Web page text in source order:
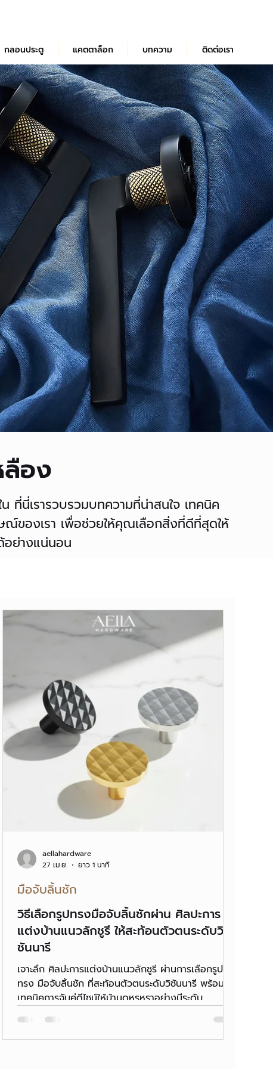
กลอนประตู แคตตาล็อก บทความ ติดต่อเรา
ลือง
นี่เรารวบรวมบทความที่น่าสนใจ เทคนิค
ของเรา เพื่อช่วยให้คุณเลือกสิ่งที่ดีที่สุดให้
อย่างแน่นอน
วิธีเลือกรูปทรงมือจับลิ้นชักผ่าน ศิลปะการ
แต่งบ้านแนวลักชูรี ให้สะท้อนตัวตนระดับวิ
ชันนารี
เจาะลึก ศิลปะการแต่งบ้านแนวลักชูรี ผ่านการเลือกรูป
ทรง มือจับลิ้นชัก ที่สะท้อนตัวตนระดับวิชันนารี พร้อม
เทคนิคการจับคู่ดีไซน์ให้บ้านดูหรูหราอย่างมีระดับ
มือจับลิ้นชัก
aellahardware
27 เม.ย.
ยาว 1 นาที